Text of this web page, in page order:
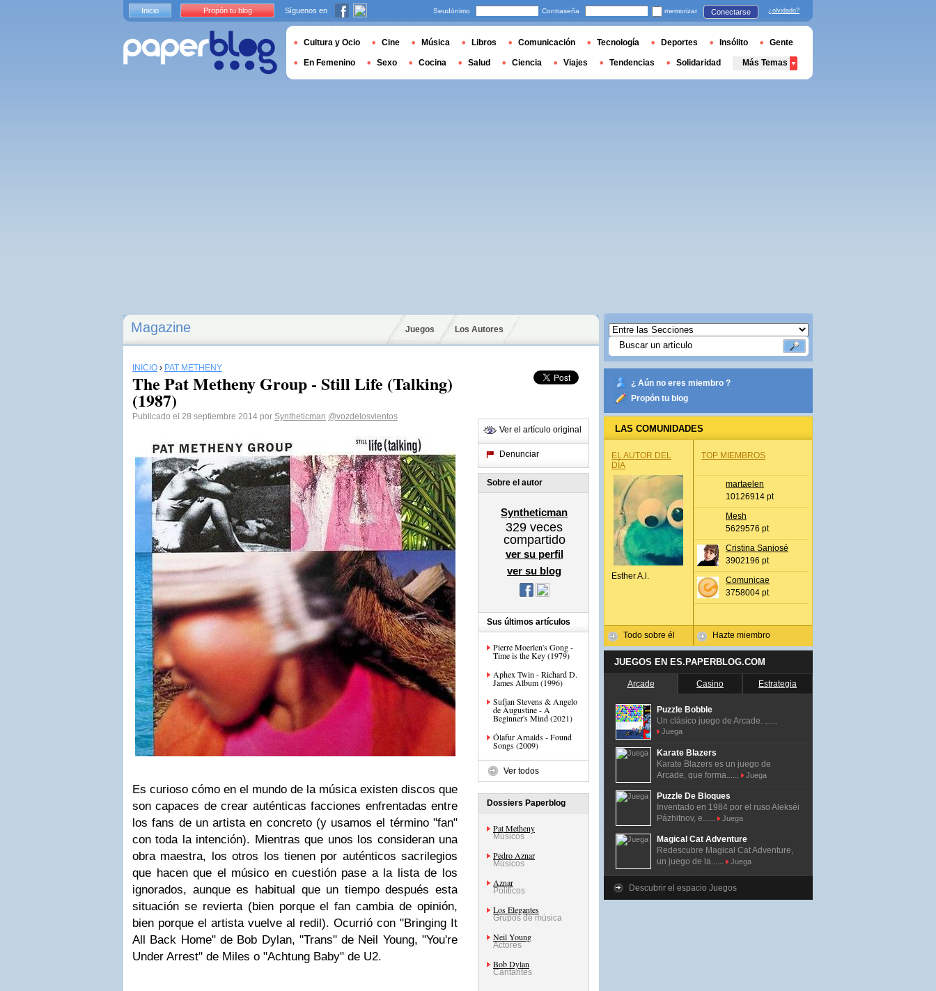
Magazine Juegos Los Autores
INICIO › PAT METHENY
The Pat Metheny Group - Still Life (Talking)
(1987)
Publicado el 28 septiembre 2014 por Syntheticman @vozdelosvientos
Es curioso cómo en el mundo de la música existen discos que
son capaces de crear auténticas facciones enfrentadas entre
los fans de un artista en concreto (y usamos el término "fan"
con toda la intención). Mientras que unos los consideran una
obra maestra, los otros los tienen por auténticos sacrilegios
que hacen que el músico en cuestión pase a la lista de los
ignorados, aunque es habitual que un tiempo después esta
situación se revierta (bien porque el fan cambia de opinión,
bien porque el artista vuelve al redil). Ocurrió con "Bringing It
All Back Home" de Bob Dylan, "Trans" de Neil Young, "You're
Under Arrest" de Miles o "Achtung Baby" de U2.
Ver el artículo original
Denunciar
Sobre el autor
Syntheticman
329 veces
compartido
ver su perfil
ver su blog
Sus últimos artículos
Pierre Moerlen's Gong -
Time is the Key (1979)
Aphex Twin - Richard D.
James Album (1996)
Sufjan Stevens & Angelo
de Augustine - A
Beginner's Mind (2021)
Ólafur Arnalds - Found
Songs (2009)
Ver todos
Dossiers Paperblog
Pat Metheny
Músicos
Pedro Aznar
Músicos
Aznar
Políticos
Los Elegantes
Grupos de música
Neil Young
Actores
Bob Dylan
Cantantes
¿ Aún no eres miembro ?
Propón tu blog
LAS COMUNIDADES
EL AUTOR DEL
DÍA
Esther A.l.
Todo sobre él
TOP MIEMBROS
martaelen
10126914 pt
Mesh
5629576 pt
Cristina Sanjosé
3902196 pt
Comunicae
3758004 pt
Hazte miembro
JUEGOS EN ES.PAPERBLOG.COM
Arcade Casino Estrategia
Puzzle Bobble
Un clásico juego de Arcade. ......
Juega
Karate Blazers
Karate Blazers es un juego de
Arcade, que forma......
Juega
Puzzle De Bloques
Inventado en 1984 por el ruso Alekséi
Pázhitnov, e......
Juega
Magical Cat Adventure
Redescubre Magical Cat Adventure,
un juego de la......
Juega
Descubrir el espacio Juegos
Inicio Propón tu blog Síguenos en Seudónimo Contraseña memorizar Conectarse ¿olvidado?
Cultura y Ocio Cine Música Libros Comunicación Tecnología Deportes Insólito Gente
En Femenino Sexo Cocina Salud Ciencia Viajes Tendencias Solidaridad Más Temas